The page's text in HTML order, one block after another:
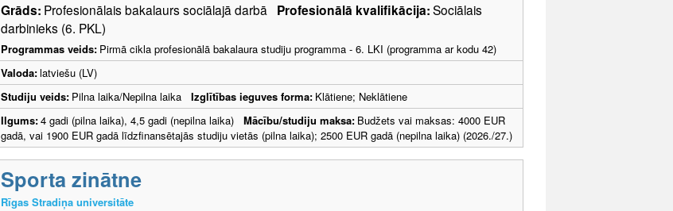
Grāds: Profesionālais bakalaurs sociālajā darbā Profesionālā kvalifikācija:Sociālais
darbinieks (6. PKL)
Programmas veids: Pirmā cikla profesionālā bakalaura studiju programma - 6. LKI (programma ar kodu 42)
Valoda:latviešu (LV)
Studiju veids: Pilna laika/Nepilna laika Izglītības ieguves forma: Klātiene; Neklātiene
Ilgums:4 gadi (pilna laika), 4,5 gadi (nepilna laika) Mācību/studiju maksa: Budžets vai maksas: 4000 EUR
gadā, vai 1900 EUR gadā līdzfinansētajās studiju vietās (pilna laika); 2500 EUR gadā (nepilna laika) (2026./27.)
Sporta zinātne
Rīgas Stradiņa universitāte